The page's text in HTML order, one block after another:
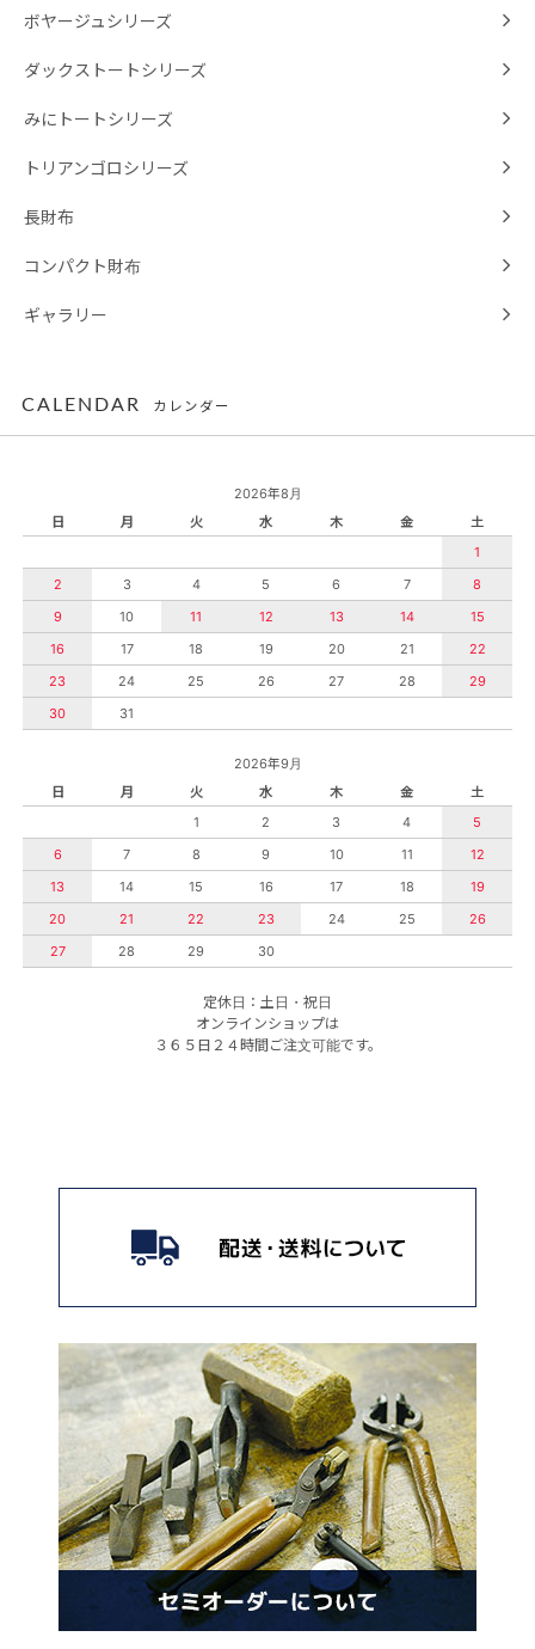
ボヤージュシリーズ
ダックストートシリーズ
みにトートシリーズ
トリアンゴロシリーズ
長財布
コンパクト財布
ギャラリー
CALENDAR カレンダー
2026年8月
日
月 火 水 木 金
土
1
2
3 4 5 6 7
8
9
10 11 12 13 14
15
16
17 18 19 20 21
22
23
24 25 26 27 28
29
30
31
2026年9月
日
月 火 水 木 金
土
1
2 3 4
5
6
7 8 9 10 11
12
13
14 15 16 17 18
19
20
21 22 23 24 25
26
27
28 29 30
定休日：土日・祝日
オンラインショップは
３６５日２４時間ご注文可能です。